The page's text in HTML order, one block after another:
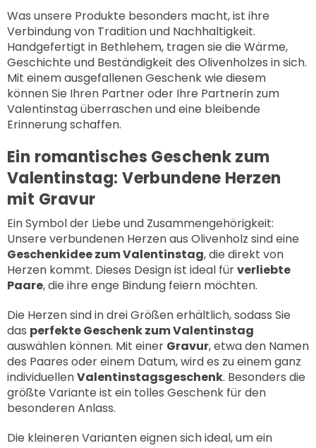
Was unsere Produkte besonders macht, ist ihre
Verbindung von Tradition und Nachhaltigkeit.
Handgefertigt in Bethlehem, tragen sie die Wärme,
Geschichte und Beständigkeit des Olivenholzes in sich.
Mit einem ausgefallenen Geschenk wie diesem
können Sie Ihren Partner oder Ihre Partnerin zum
Valentinstag überraschen und eine bleibende
Erinnerung schaffen.
Ein romantisches Geschenk zum
Valentinstag: Verbundene Herzen
mit Gravur
Ein Symbol der Liebe und Zusammengehörigkeit:
Unsere verbundenen Herzen aus Olivenholz sind eine
Geschenkidee zum Valentinstag, die direkt von
Herzen kommt. Dieses Design ist ideal fürverliebte
Paare, die ihre enge Bindung feiern möchten.
Die Herzen sind in drei Größen erhältlich, sodass Sie
das perfekte Geschenk zum Valentinstag
auswählen können. Mit einer Gravur, etwa den Namen
des Paares oder einem Datum, wird es zu einem ganz
individuellenValentinstagsgeschenk. Besonders die
größte Variante ist ein tolles Geschenk für den
besonderen Anlass.
Die kleineren Varianten eignen sich ideal, um ein